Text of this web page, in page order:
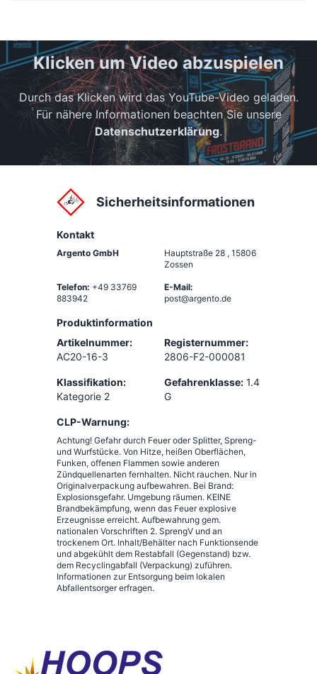
Klicken um Video abzuspielen
Durch das Klicken wird das YouTube-Video geladen.
Für nähere Informationen beachten Sie unsere
Datenschutzerklärung.
Sicherheitsinformationen
Kontakt
Argento GmbH Hauptstraße 28 , 15806
Zossen
Telefon: +49 33769
883942
E-Mail:
post@argento.de
Produktinformation
Artikelnummer:
AC20-16-3
Registernummer:
2806-F2-000081
Klassifikation:
Kategorie 2
Gefahrenklasse: 1.4
G
CLP-Warnung:
Achtung! Gefahr durch Feuer oder Splitter, Spreng-
und Wurfstücke. Von Hitze, heißen Oberflächen,
Funken, offenen Flammen sowie anderen
Zündquellenarten fernhalten. Nicht rauchen. Nur in
Originalverpackung aufbewahren. Bei Brand:
Explosionsgefahr. Umgebung räumen. KEINE
Brandbekämpfung, wenn das Feuer explosive
Erzeugnisse erreicht. Aufbewahrung gem.
nationalen Vorschriften 2. SprengV und an
trockenem Ort. Inhalt/Behälter nach Funktionsende
und abgekühlt dem Restabfall (Gegenstand) bzw.
dem Recyclingabfall (Verpackung) zuführen.
Informationen zur Entsorgung beim lokalen
Abfallentsorger erfragen.